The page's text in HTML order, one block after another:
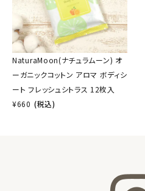
NaturaMoon(ナチュラムーン) オ
ーガニックコットン アロマ ボディシ
ート フレッシュシトラス 12枚入
¥660 (税込)